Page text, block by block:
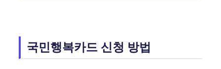
국민행복카드 신청 방법